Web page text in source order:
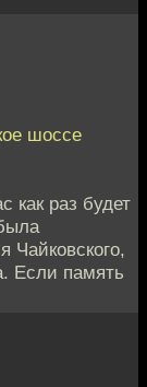
шоссе
как раз будет
Чайковского,
Если память